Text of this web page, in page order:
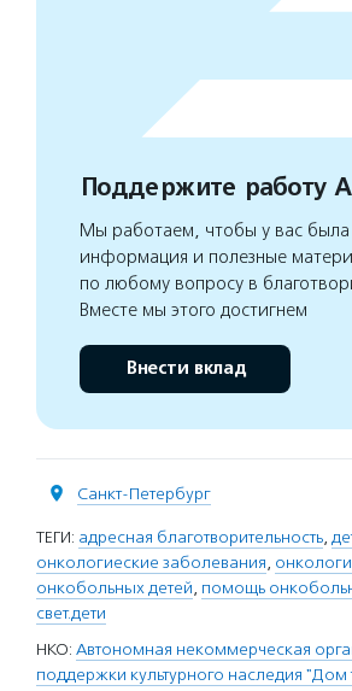
Поддержите работу
Мы работаем, чтобы у вас была
информация и полезные
по любому вопросу в
Вместе мы этого достигнем
Внести вклад
Санкт-Петербург
ТЕГИ: адресная благотворительность,
онкологиеские заболевания,
онкобольных детей, помощь
свет.дети
НКО: Автономная некоммерческая
поддержки культурного наследия "Дом